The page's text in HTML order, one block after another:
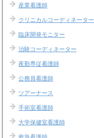
産業看護師
クリニカルコーディネーター
臨床開発モニター
治験コーディネーター
夜勤専従看護師
公務員看護師
ツアーナース
手術室看護師
大学保健室看護師